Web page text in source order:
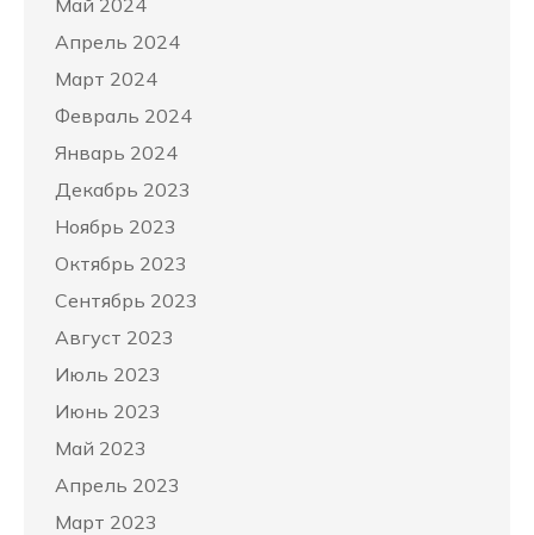
Май 2024
Апрель 2024
Март 2024
Февраль 2024
Январь 2024
Декабрь 2023
Ноябрь 2023
Октябрь 2023
Сентябрь 2023
Август 2023
Июль 2023
Июнь 2023
Май 2023
Апрель 2023
Март 2023